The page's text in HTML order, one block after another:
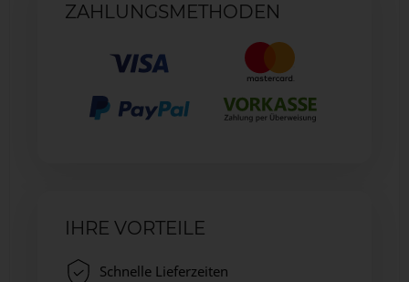
ZAHLUNGSMETHODEN
IHRE VORTEILE
Schnelle Lieferzeiten